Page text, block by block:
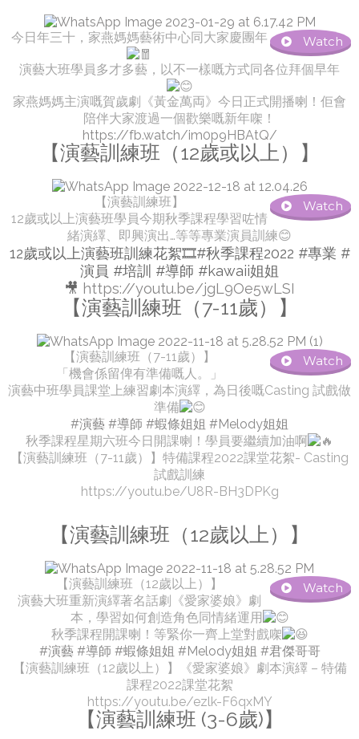
Watch
今日年三十，家燕媽媽藝術中心同大家慶團年
演藝大班學員多才多藝，以不一樣嘅方式同各位拜個早年
家燕媽媽主演嘅賀歲劇《黃金萬両》今日正式開播喇！佢會
陪伴大家渡過一個歡樂嘅新年㗎！
https://fb.watch/im0p9HBAtQ/
【演藝訓練班（12歲或以上）】
Watch
【演藝訓練班】
12歲或以上演藝班學員今期秋季課程學習咗情
緒演繹、即興演出…等等專業演員訓練😊
12歲或以上演藝班訓練花絮🎞️#秋季課程2022 #專業 #
演員 #培訓 #導師 #kawaii姐姐
🎥 https://youtu.be/jgL9Oe5wLSI
【演藝訓練班（7-11歲）】
Watch
【演藝訓練班（7-11歲）】
「機會係留俾有準備嘅人。」
演藝中班學員課堂上練習劇本演繹，為日後嘅Casting 試戲做
準備
#演藝 #導師 #蝦條姐姐 #Melody姐姐
秋季課程星期六班今日開課喇！學員要繼續加油啊
【演藝訓練班（7-11歲）】特備課程2022課堂花絮- Casting
試戲訓練
https://youtu.be/U8R-BH3DPKg
【演藝訓練班（12歲以上）】
Watch
【演藝訓練班（12歲以上）】
演藝大班重新演繹著名話劇《愛家婆娘》劇
本，學習如何創造角色同情緒運用
秋季課程開課喇！等緊你一齊上堂對戲㗎
#演藝 #導師 #蝦條姐姐 #Melody姐姐 #君傑哥哥
【演藝訓練班（12歲以上）】《愛家婆娘》劇本演繹 – 特備
課程2022課堂花絮
https://youtu.be/ezlk-F6qxMY
【演藝訓練班 (3-6歲)】